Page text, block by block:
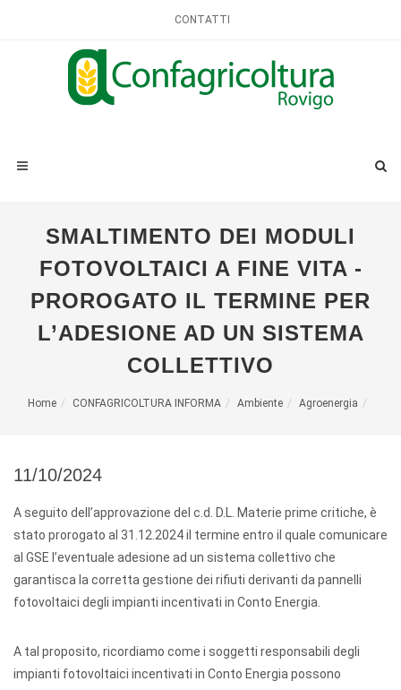
CONTATTI
SMALTIMENTO DEI MODULI
FOTOVOLTAICI A FINE VITA -
PROROGATO IL TERMINE PER
L’ADESIONE AD UN SISTEMA
COLLETTIVO
Home CONFAGRICOLTURA INFORMA Ambiente Agroenergia
11/10/2024
A seguito dell’approvazione del c.d. D.L. Materie prime critiche, è
stato prorogato al 31.12.2024 il termine entro il quale comunicare
al GSE l’eventuale adesione ad un sistema collettivo che
garantisca la corretta gestione dei rifiuti derivanti da pannelli
fotovoltaici degli impianti incentivati in Conto Energia.
A tal proposito, ricordiamo come i soggetti responsabili degli
impianti fotovoltaici incentivati in Conto Energia possono